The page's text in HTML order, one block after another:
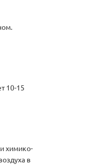
10-15
химико-
в